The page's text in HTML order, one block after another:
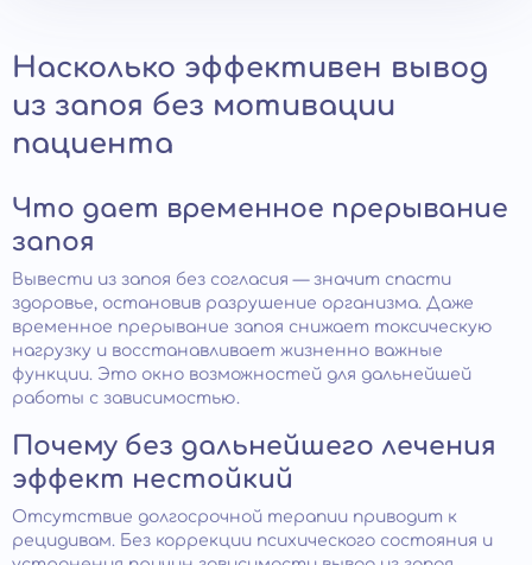
Насколько эффективен вывод
из запоя без мотивации
пациента
Что дает временное прерывание
запоя
Вывести из запоя без согласия — значит спасти
здоровье, остановив разрушение организма. Даже
временное прерывание запоя снижает токсическую
нагрузку и восстанавливает жизненно важные
функции. Это окно возможностей для дальнейшей
работы с зависимостью.
Почему без дальнейшего лечения
эффект нестойкий
Отсутствие долгосрочной терапии приводит к
рецидивам. Без коррекции психического состояния и